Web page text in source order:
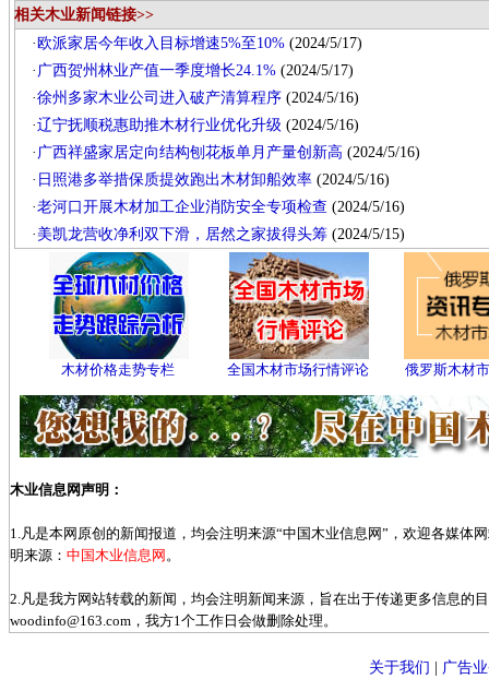
相关木业新闻链接>>
· 欧派家居今年收入目标增速5%至10% (2024/5/17)
· 广西贺州林业产值一季度增长24.1% (2024/5/17)
·徐州多家木业公司进入破产清算程序 (2024/5/16)
·辽宁抚顺税惠助推木材行业优化升级 (2024/5/16)
· 广西祥盛家居定向结构刨花板单月产量创新高 (2024/5/16)
· 日照港多举措保质提效跑出木材卸船效率 (2024/5/16)
·老河口开展木材加工企业消防安全专项检查 (2024/5/16)
· 美凯龙营收净利双下滑，居然之家拔得头筹 (2024/5/15)
木材价格走势专栏 全国木材市场行情评论 俄罗斯木材
木业信息网声明：
1.凡是本网原创的新闻报道，均会注明来源“中国木业信息网”，欢迎各媒体
明来源： 中国木业信息网 。
2.凡是我方网站转载的新闻，均会注明新闻来源，旨在出于传递更多信息的
woodinfo@163.com，我方1个工作日会做删除处理。
关于我们 广告